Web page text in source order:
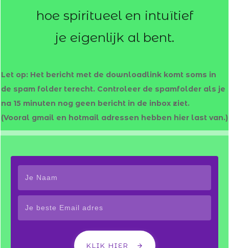
hoe spiritueel en intuïtief
je eigenlijk al bent.
Let op: Het bericht met de downloadlink komt soms in
de spam folder terecht. Controleer de spamfolder als je
na 15 minuten nog geen bericht in de inbox ziet.
(Vooral gmail en hotmail adressen hebben hier last van.)
KLIK HIER